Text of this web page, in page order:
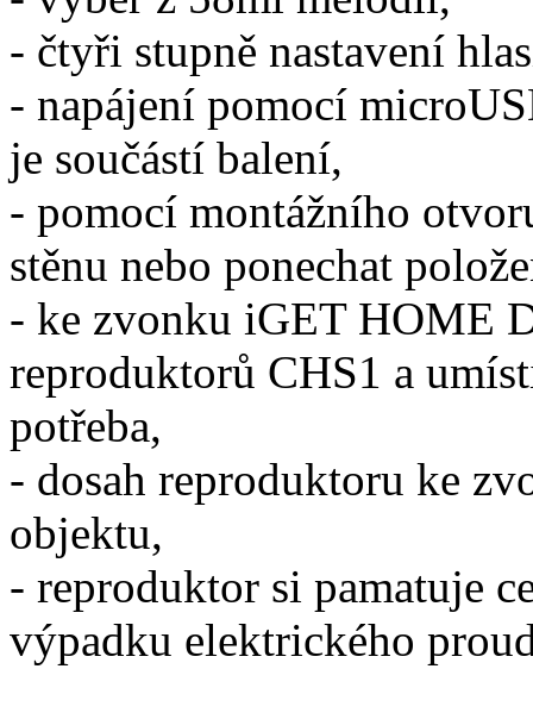
- čtyři stupně nastavení
- napájení pomocí
je součástí balení,
- pomocí montážního
stěnu nebo ponechat
- ke zvonku iGET HOME
reproduktorů CHS1 a
potřeba,
- dosah reproduktoru ke
objektu,
- reproduktor si pamatuje
výpadku elektrického